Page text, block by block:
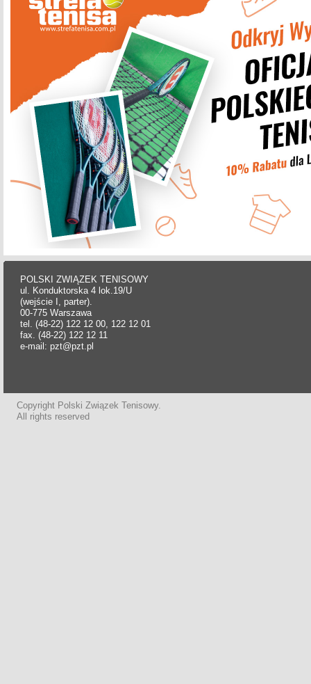
POLSKI ZWIĄZEK TENISOWY
ul. Konduktorska 4 lok.19/U
(wejście I, parter).
00-775 Warszawa
tel. (48-22) 122 12 00, 122 12 01
fax. (48-22) 122 12 11
e-mail: pzt@pzt.pl
Copyright Polski Związek Tenisowy.
All rights reserved